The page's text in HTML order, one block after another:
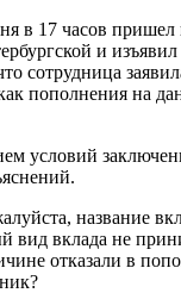
в 17 часов пришел
и
сотрудница
пополнения на
условий
название
вид вклада не
отказали в